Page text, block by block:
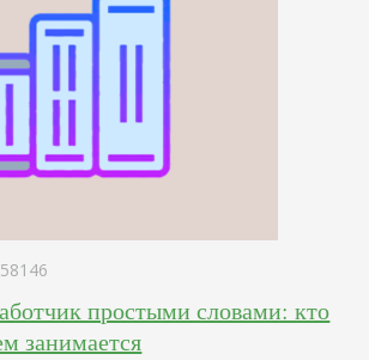
58146
простыми словами: кто
занимается